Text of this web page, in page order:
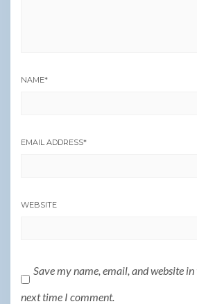
NAME*
EMAIL ADDRESS*
WEBSITE
Save my name, email, and website
next time I comment.